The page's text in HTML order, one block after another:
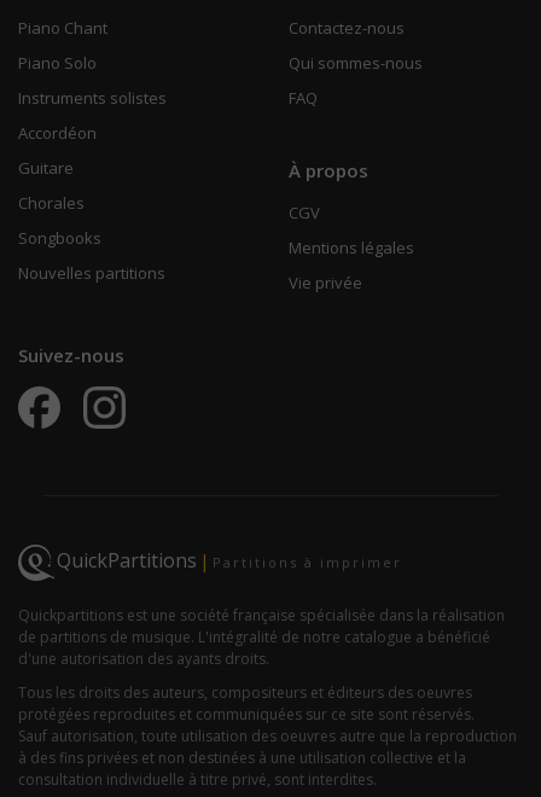
Piano Chant
Piano Solo
Instruments solistes
Accordéon
Guitare
Chorales
Songbooks
Nouvelles partitions
Contactez-nous
Qui sommes-nous
FAQ
À propos
CGV
Mentions légales
Vie privée
Suivez-nous
QuickPartitions | Partitions à imprimer
Quickpartitions est une société française spécialisée dans la réalisation
de partitions de musique. L'intégralité de notre catalogue a bénéficié
d'une autorisation des ayants droits.
Tous les droits des auteurs, compositeurs et éditeurs des oeuvres
protégées reproduites et communiquées sur ce site sont réservés.
Sauf autorisation, toute utilisation des oeuvres autre que la reproduction
à des fins privées et non destinées à une utilisation collective et la
consultation individuelle à titre privé, sont interdites.